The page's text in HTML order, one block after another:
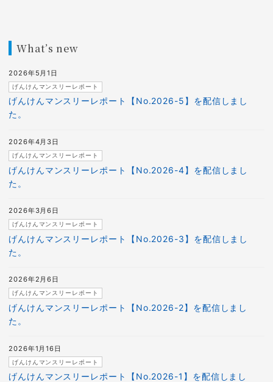
What’s new
げんけんマンスリーレポート【No.2026-5】を配信しまし
た。
げんけんマンスリーレポート
2026年5月1日
げんけんマンスリーレポート【No.2026-4】を配信しまし
た。
げんけんマンスリーレポート
2026年4月3日
げんけんマンスリーレポート【No.2026-3】を配信しまし
た。
げんけんマンスリーレポート
2026年3月6日
げんけんマンスリーレポート【No.2026-2】を配信しまし
た。
げんけんマンスリーレポート
2026年2月6日
げんけんマンスリーレポート【No.2026-1】を配信しまし
げんけんマンスリーレポート
2026年1月16日